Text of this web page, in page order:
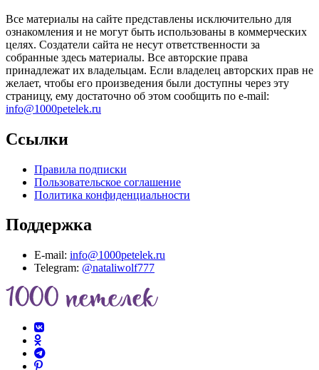
Все материалы на сайте представлены исключительно для
ознакомления и не могут быть использованы в коммерческих
целях. Создатели сайта не несут ответственности за
собранные здесь материалы. Все авторские права
принадлежат их владельцам. Если владелец авторских прав не
желает, чтобы его произведения были доступны через эту
страницу, ему достаточно об этом сообщить по e-mail:
info@1000petelek.ru
Ссылки
Правила подписки
Пользовательское соглашение
Политика конфиденциальности
Поддержка
E-mail: info@1000petelek.ru
Telegram: @nataliwolf777